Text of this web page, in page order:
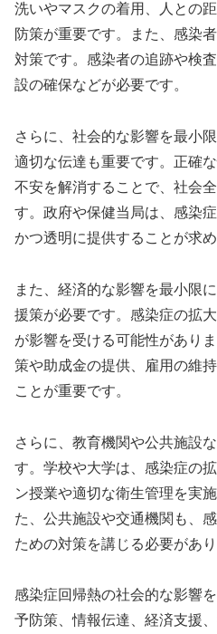
洗いやマスクの着用、人との
防策が重要です。また、感染
対策です。感染者の追跡や検
設の確保などが必要です。
さらに、社会的な影響を最小
適切な伝達も重要です。正確
不安を解消することで、社会
す。政府や保健当局は、感染
かつ透明に提供することが求め
また、経済的な影響を最小限
援策が必要です。感染症の拡
が影響を受ける可能性があり
策や助成金の提供、雇用の維
ことが重要です。
さらに、教育機関や公共施設
す。学校や大学は、感染症の
ン授業や適切な衛生管理を実
た、公共施設や交通機関も、
ための対策を講じる必要があり
感染症回帰熱の社会的な影響
予防策、情報伝達、経済支援